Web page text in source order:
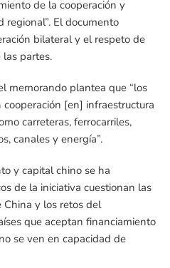
de la cooperación y
regional”. El documento
bilateral y el respeto de
las partes.
memorando plantea que “los
[en] infraestructura
carreteras, ferrocarriles,
canales y energía”.
y capital chino se ha
de la iniciativa cuestionan las
China y los retos del
que aceptan financiamiento
se ven en capacidad de